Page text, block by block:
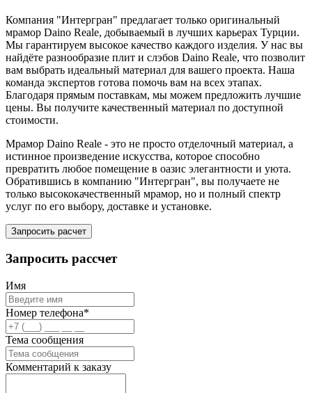
Компания "Интергран" предлагает только оригинальный
мрамор Daino Reale, добываемый в лучших карьерах Турции.
Мы гарантируем высокое качество каждого изделия. У нас вы
найдёте разнообразие плит и слэбов Daino Reale, что позволит
вам выбрать идеальный материал для вашего проекта. Наша
команда экспертов готова помочь вам на всех этапах.
Благодаря прямым поставкам, мы можем предложить лучшие
цены. Вы получите качественный материал по доступной
стоимости.
Мрамор Daino Reale - это не просто отделочный материал, а
истинное произведение искусства, которое способно
превратить любое помещение в оазис элегантности и уюта.
Обратившись в компанию "Интергран", вы получаете не
только высококачественный мрамор, но и полный спектр
услуг по его выбору, доставке и установке.
Запросить расчет
Запросить рассчет
Имя
Номер телефона*
Тема сообщения
Комментарий к заказу